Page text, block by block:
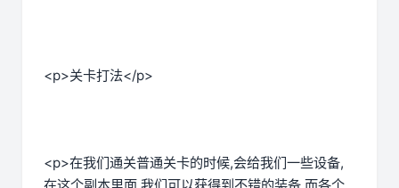
<p>关卡打法</p>
<p>在我们通关普通关卡的时候,会给我们一些设备,